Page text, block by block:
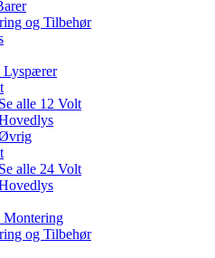
og Tilbehør
Lyspærer
Se alle 12 Volt
Se alle 24 Volt
Montering
og Tilbehør